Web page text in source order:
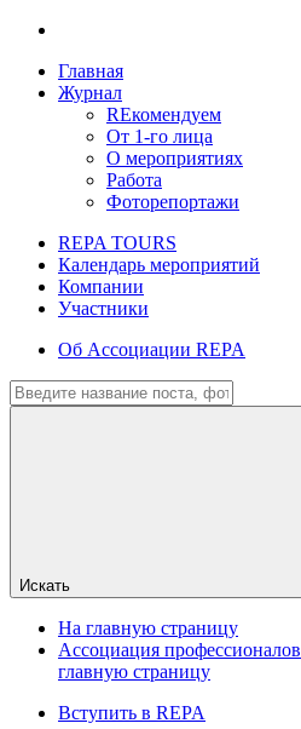
Главная
Журнал
REкомендуем
От 1-го лица
О мероприятиях
Работа
Фоторепортажи
REPA TOURS
Календарь мероприятий
Компании
Участники
Об Ассоциации REPA
Искать
На главную страницу
Ассоциация
главную страницу
Вступить в REPA